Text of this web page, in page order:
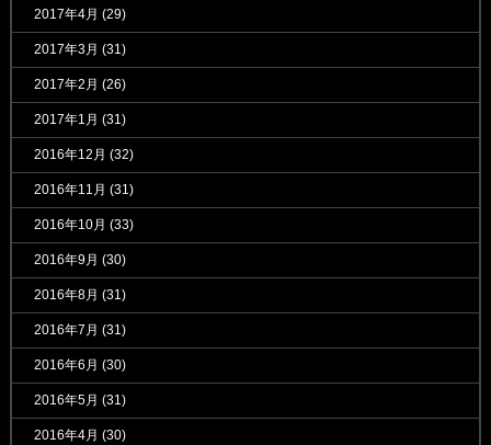
2017年4月 (29)
2017年3月 (31)
2017年2月 (26)
2017年1月 (31)
2016年12月 (32)
2016年11月 (31)
2016年10月 (33)
2016年9月 (30)
2016年8月 (31)
2016年7月 (31)
2016年6月 (30)
2016年5月 (31)
2016年4月 (30)